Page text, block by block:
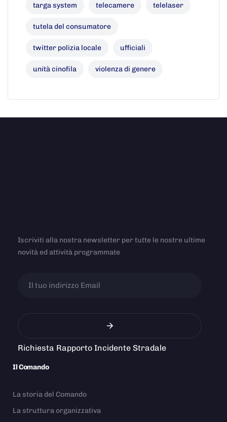
targa system telecamere telelaser
tutela del consumatore
twitter polizia locale ufficiali
unità cinofila violenza di genere
Iscriviti alla nostra newsletter per tutte le nostre ultime
novità ed attività programmate
Richiesta Rapporto Incidente Stradale
Il Comando
La storia del Comando
La struttura organizzativa